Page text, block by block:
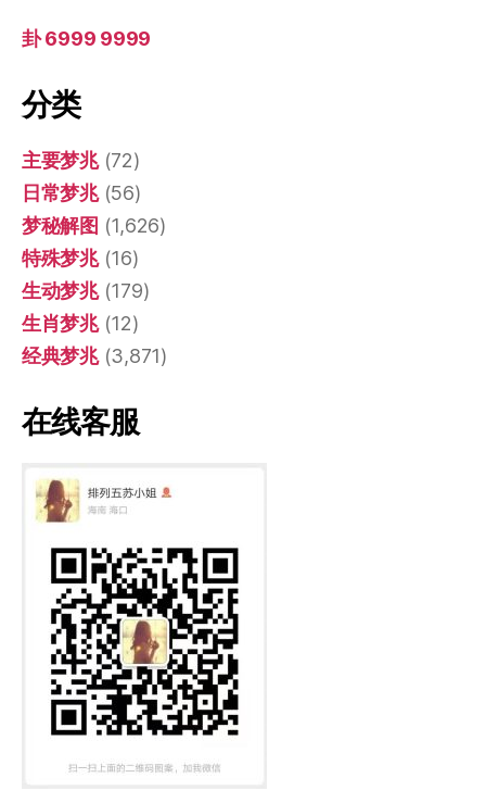
卦 6999 9999
分类
主要梦兆(72)
日常梦兆(56)
梦秘解图 (1,626)
特殊梦兆(16)
生动梦兆(179)
生肖梦兆(12)
经典梦兆(3,871)
在线客服